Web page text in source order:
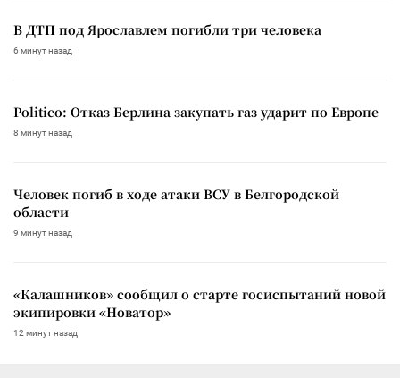
В ДТП под Ярославлем погибли три человека
6 минут назад
Politico: Отказ Берлина закупать газ ударит по Европе
8 минут назад
Человек погиб в ходе атаки ВСУ в Белгородской
области
9 минут назад
«Калашников» сообщил о старте госиспытаний новой
экипировки «Новатор»
12 минут назад